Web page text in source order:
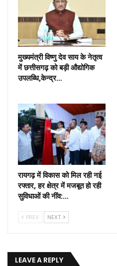
मुख्यमंत्री विष्णु देव साय के नेतृत्व
में छत्तीसगढ़ को बड़ी औद्योगिक
उपलब्धि,केन्द्र…
रायगढ़ में विकास को मिल रही नई
रफ्तार, हर क्षेत्र में मजबूत हो रही
सुविधाओं की नींव:…
PREV NEXT
LEAVE A REPLY